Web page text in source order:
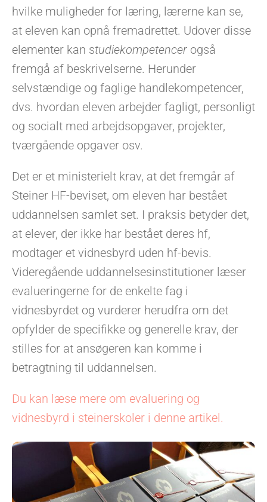
hvilke muligheder for læring, lærerne kan se,
at eleven kan opnå fremadrettet. Udover disse
elementer kan studiekompetencer også
fremgå af beskrivelserne. Herunder
selvstændige og faglige handlekompetencer,
dvs. hvordan eleven arbejder fagligt, personligt
og socialt med arbejdsopgaver, projekter,
tværgående opgaver osv.
Det er et ministerielt krav, at det fremgår af
Steiner HF-beviset, om eleven har bestået
uddannelsen samlet set. I praksis betyder det,
at elever, der ikke har bestået deres hf,
modtager et vidnesbyrd uden hf-bevis.
Videregående uddannelsesinstitutioner læser
evalueringerne for de enkelte fag i
vidnesbyrdet og vurderer herudfra om det
opfylder de specifikke og generelle krav, der
stilles for at ansøgeren kan komme i
betragtning til uddannelsen.
Du kan læse mere om evaluering og
vidnesbyrd i steinerskoler i denne artikel.